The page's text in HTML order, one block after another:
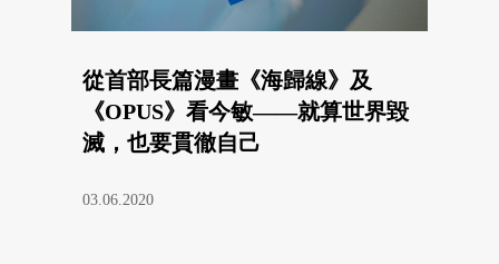
從首部長篇漫畫《海歸線》及
《OPUS》看今敏——就算世界毀
滅，也要貫徹自己
03.06.2020